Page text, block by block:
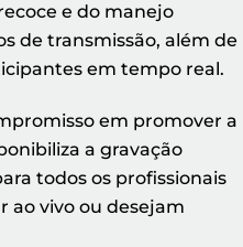
e do manejo
de transmissão, além de
em tempo real.
em promover a
a gravação
todos os profissionais
ao vivo ou desejam